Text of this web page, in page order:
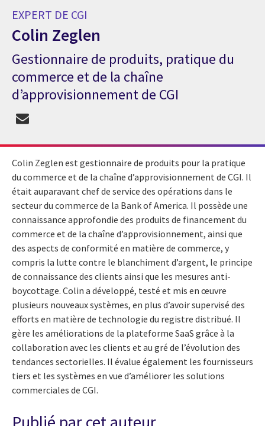
EXPERT DE CGI
Colin Zeglen
Expert de CGI Colin Zeglen
Gestionnaire de produits, pratique du
commerce et de la chaîne
d’approvisionnement de CGI
Colin Zeglen est gestionnaire de produits pour la pratique
du commerce et de la chaîne d’approvisionnement de CGI. Il
était auparavant chef de service des opérations dans le
secteur du commerce de la Bank of America. Il possède une
connaissance approfondie des produits de financement du
commerce et de la chaîne d’approvisionnement, ainsi que
des aspects de conformité en matière de commerce, y
compris la lutte contre le blanchiment d’argent, le principe
de connaissance des clients ainsi que les mesures anti-
boycottage. Colin a développé, testé et mis en œuvre
plusieurs nouveaux systèmes, en plus d’avoir supervisé des
efforts en matière de technologie du registre distribué. Il
gère les améliorations de la plateforme SaaS grâce à la
collaboration avec les clients et au gré de l’évolution des
tendances sectorielles. Il évalue également les fournisseurs
tiers et les systèmes en vue d’améliorer les solutions
commerciales de CGI.
Publié par cet auteur